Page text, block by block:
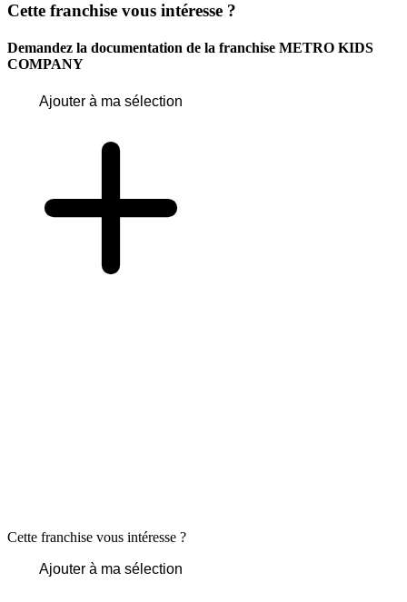
Cette franchise vous intéresse ?
Demandez la documentation de la franchise METRO KIDS
COMPANY
Ajouter à ma sélection
Cette franchise vous intéresse ?
Ajouter à ma sélection